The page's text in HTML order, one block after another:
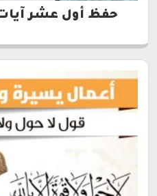
حفظ أول عشر